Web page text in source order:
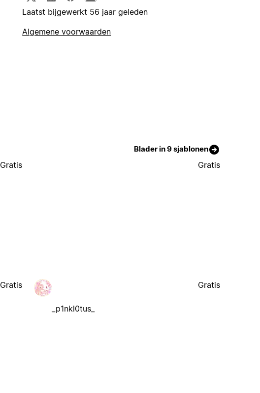
Laatst bijgewerkt 56 jaar geleden
Algemene voorwaarden
Blader in 9 sjablonen
Gratis Gratis
Gratis
_p1nkl0tus_
Gratis